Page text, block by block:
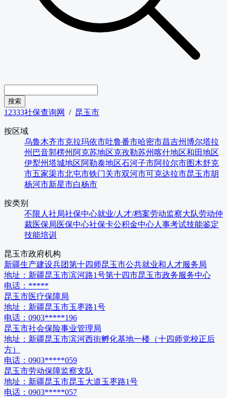
12333社保查询网 / 昆玉市
按区域
乌鲁木齐市克拉玛依市吐鲁番市哈密市昌吉州博尔塔拉
州 巴音郭楞州 阿克苏地区克孜勒苏州 喀什地区和田地区
伊犁州塔城地区阿勒泰地区石河子市阿拉尔市图木舒克
市五家渠市北屯市铁门关市双河市可克达拉市昆玉市胡
杨河市新星市白杨市
按类别
不限 人社局社保中心就业/人才/档案劳动监察大队劳动仲
裁医保局医保中心社保卡公积金中心人事考试技能鉴定
技能培训
昆玉市政府机构
新疆生产建设兵团第十四师昆玉市公共就业和人才服务局
地址： 新疆昆玉市滨河路1号第十四市昆玉市政务服务中心
电话： *****
昆玉市医疗保障局
地址： 新疆昆玉市玉枣路1号
电话： 0903*****196
昆玉市社会保险事业管理局
地址： 新疆昆玉市滨河西街孵化基地一楼（十四师党校正后
方）
电话： 0903*****059
昆玉市劳动保障监察支队
地址： 新疆昆玉市昆玉大道玉枣路1号
电话： 0903*****057